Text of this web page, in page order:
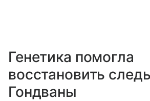
Генетика помогла
восстановить
Гондваны